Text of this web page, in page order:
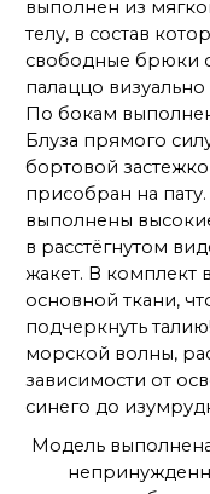
выполнен из
телу, в состав
свободные брюки
палаццо
По бокам
Блуза прямого
бортовой
присобран на
выполнены
в расстёгнутом
жакет. В комплект
основной ткани,
подчеркнуть
морской волны,
зависимости от
синего до
Модель